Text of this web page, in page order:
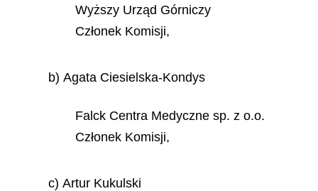
Wyższy Urząd Górniczy
Członek Komisji,
b) Agata Ciesielska-Kondys
Falck Centra Medyczne sp. z o.o.
Członek Komisji,
c) Artur Kukulski